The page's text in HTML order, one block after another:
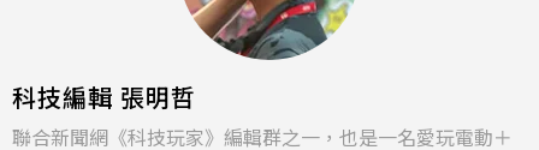
科技編輯 張明哲
聯合新聞網《科技玩家》編輯群之一，也是一名愛玩電動＋